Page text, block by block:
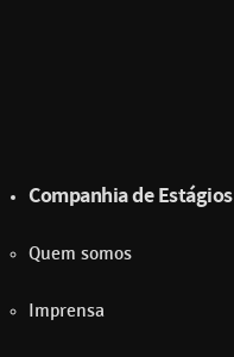
Companhia de Estágios
Quem somos
Imprensa